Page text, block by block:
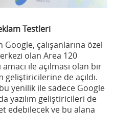
Testleri
çalışanlarına özel
olan Area 120
ile açılması olan bir
geliştiricilerine de açıldı.
yenilik ile sadece Google
yazılım geliştiricileri de
edebilecek ve bu alana